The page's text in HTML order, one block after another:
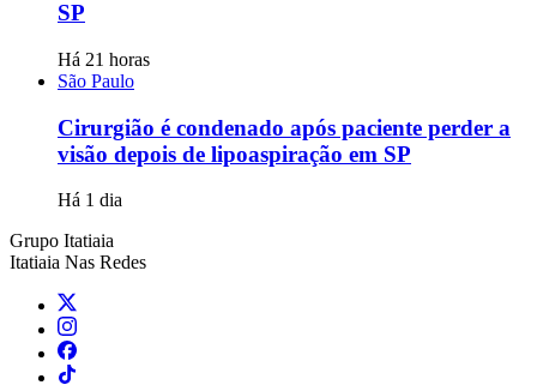
SP
Há 21 horas
São Paulo
Cirurgião é condenado após paciente perder a
visão depois de lipoaspiração em SP
Há 1 dia
Grupo Itatiaia
Itatiaia Nas Redes